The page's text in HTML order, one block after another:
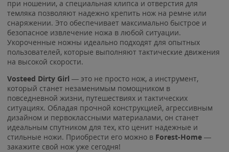
при ношении, а специальная клипса и отверстия для
темляка позволяют надежно крепить нож на ремне или
снаряжении. Это обеспечивает максимально быстрое и
безопасное извлечение ножа в любой ситуации.
Укороченные ножны идеально подходят для опытных
пользователей, которые выполняют тактические движения
на высокой скорости.
Vosteed Dirty Girl — это не просто нож, а инструмент,
который станет незаменимым помощником в
повседневной жизни, путешествиях и тактических
ситуациях. Обладая прочной конструкцией, агрессивным
дизайном и первоклассными материалами, он станет
идеальным спутником для тех, кто ценит надежные и
стильные ножи. Приобрести его можно в Forest-Home —
закажите свой нож уже сегодня!